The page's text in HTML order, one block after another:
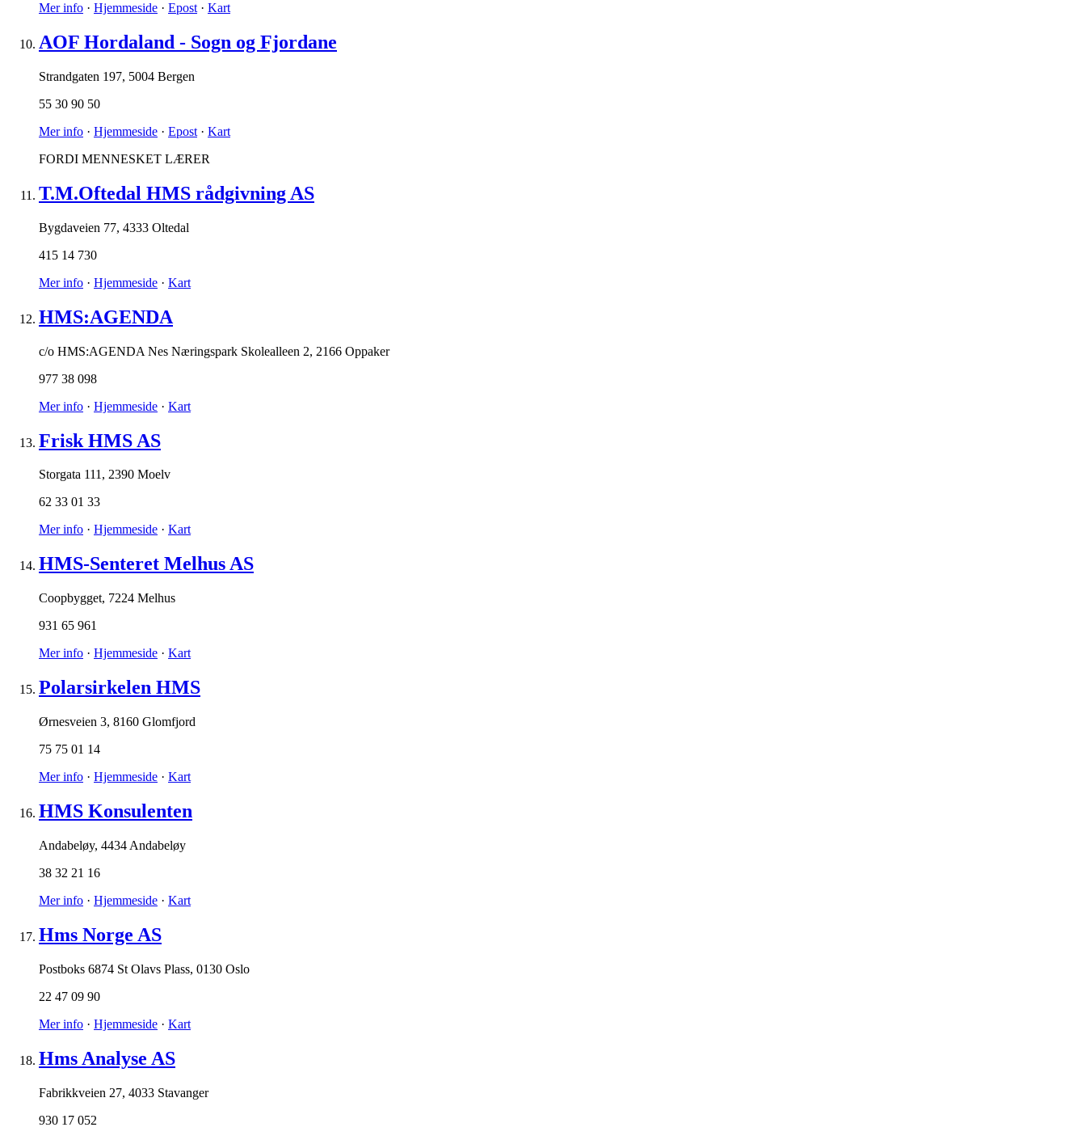
Mer info · Hjemmeside · Epost · Kart
AOF Hordaland - Sogn og Fjordane
Strandgaten 197, 5004 Bergen
55 30 90 50
Mer info · Hjemmeside · Epost · Kart
FORDI MENNESKET LÆRER
T.M.Oftedal HMS rådgivning AS
Bygdaveien 77, 4333 Oltedal
415 14 730
Mer info · Hjemmeside · Kart
HMS:AGENDA
c/o HMS:AGENDA Nes Næringspark Skolealleen 2, 2166 Oppaker
977 38 098
Mer info · Hjemmeside · Kart
Frisk HMS AS
Storgata 111, 2390 Moelv
62 33 01 33
Mer info · Hjemmeside · Kart
HMS-Senteret Melhus AS
Coopbygget, 7224 Melhus
931 65 961
Mer info · Hjemmeside · Kart
Polarsirkelen HMS
Ørnesveien 3, 8160 Glomfjord
75 75 01 14
Mer info · Hjemmeside · Kart
HMS Konsulenten
Andabeløy, 4434 Andabeløy
38 32 21 16
Mer info · Hjemmeside · Kart
Hms Norge AS
Postboks 6874 St Olavs Plass, 0130 Oslo
22 47 09 90
Mer info · Hjemmeside · Kart
Hms Analyse AS
Fabrikkveien 27, 4033 Stavanger
930 17 052